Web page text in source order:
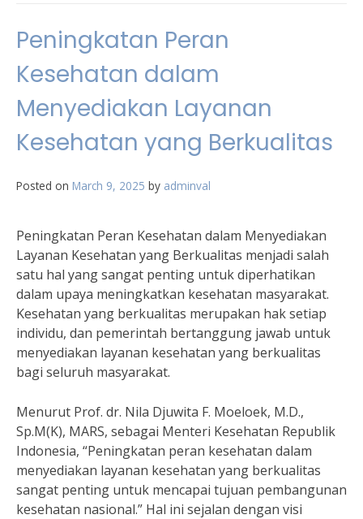
Peningkatan Peran
Kesehatan dalam
Menyediakan Layanan
Kesehatan yang Berkualitas
Posted on March 9, 2025 by adminval
Peningkatan Peran Kesehatan dalam Menyediakan
Layanan Kesehatan yang Berkualitas menjadi salah
satu hal yang sangat penting untuk diperhatikan
dalam upaya meningkatkan kesehatan masyarakat.
Kesehatan yang berkualitas merupakan hak setiap
individu, dan pemerintah bertanggung jawab untuk
menyediakan layanan kesehatan yang berkualitas
bagi seluruh masyarakat.
Menurut Prof. dr. Nila Djuwita F. Moeloek, M.D.,
Sp.M(K), MARS, sebagai Menteri Kesehatan Republik
Indonesia, “Peningkatan peran kesehatan dalam
menyediakan layanan kesehatan yang berkualitas
sangat penting untuk mencapai tujuan pembangunan
kesehatan nasional.” Hal ini sejalan dengan visi